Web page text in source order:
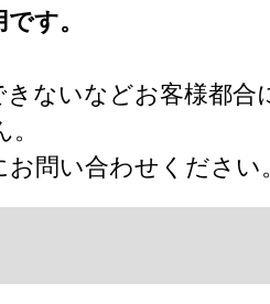
す。
ないなどお客様都合
お問い合わせください